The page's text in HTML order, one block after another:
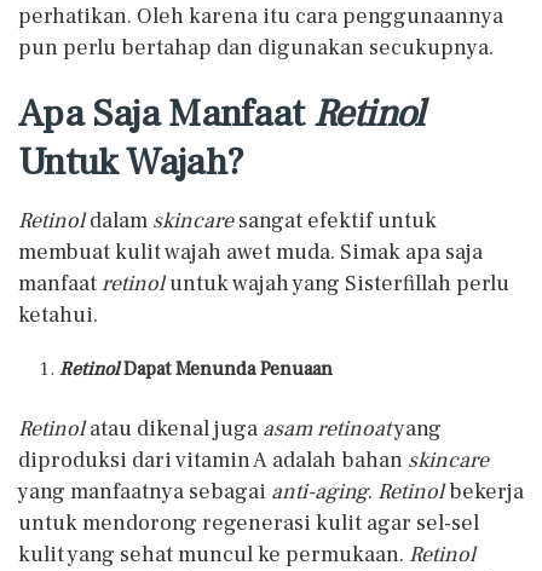
perhatikan. Oleh karena itu cara penggunaannya
pun perlu bertahap dan digunakan secukupnya.
Apa Saja ManfaatRetinol
Untuk Wajah?
Retinoldalam skincaresangat efektif untuk
membuat kulit wajah awet muda. Simak apa saja
manfaatretinoluntuk wajah yang Sisterfillah perlu
ketahui.
RetinolDapat Menunda Penuaan
Retinolatau dikenal juga asam retinoatyang
diproduksi dari vitamin A adalah bahan skincare
yang manfaatnya sebagai anti-aging. Retinolbekerja
untuk mendorong regenerasi kulit agar sel-sel
kulit yang sehat muncul ke permukaan. Retinol